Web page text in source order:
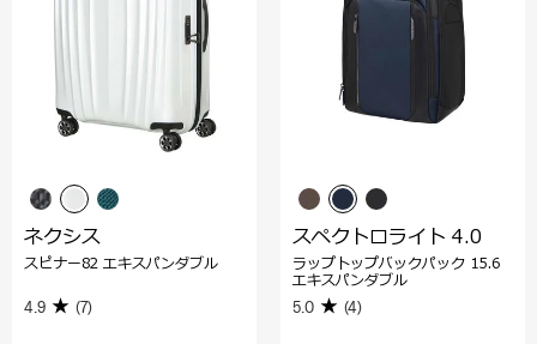
ネクシス
スピナー82 エキスパンダブル
4.9 (7)
スペクトロライト 4.0
ラップトップバックパック 15.6
エキスパンダブル
5.0 (4)